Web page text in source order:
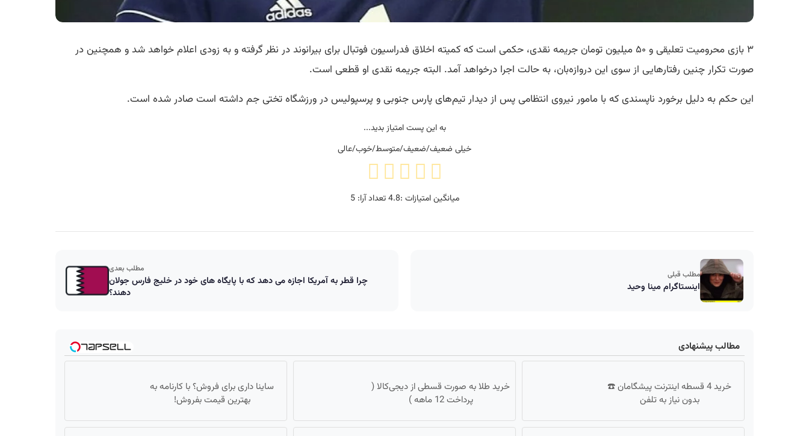
۳ بازی محرومیت تعلیقی و ۵۰ میلیون تومان جریمه نقدی، حکمی است که کمیته اخلاق فدراسیون فوتبال برای بیرانوند در نظر گرفته و به زودی اعلام خواهد شد و همچنین در
صورت تکرار چنین رفتارهایی از سوی این دروازه‌بان، به حالت اجرا درخواهد آمد. البته جریمه نقدی او قطعی است.
این حکم به دلیل برخورد ناپسندی که با مامور نیروی انتظامی پس از دیدار تیم‌های پارس جنوبی و پرسپولیس در ورزشگاه تختی جم داشته است صادر شده است.
به این پست امتیاز بدید...
خیلی ضعیف/ضعیف/متوسط/خوب/عالی
میانگین امتیازات :4.8تعداد آرا:5
مطلب قبلی
اینستاگرام مینا وحید
مطلب بعدی
چرا قطر به آمریکا اجازه می دهد که با پایگاه های خود در خلیج فارس جولان
دهند؟
مطالب پیشنهادی
خرید 4 قسطه اینترنت پیشگامان ☎️
بدون نیاز به تلفن
خرید طلا به صورت قسطی از دیجی‌کالا (
پرداخت 12 ماهه )
ساینا داری برای فروش؟ با کارنامه به
بهترین قیمت بفروش!